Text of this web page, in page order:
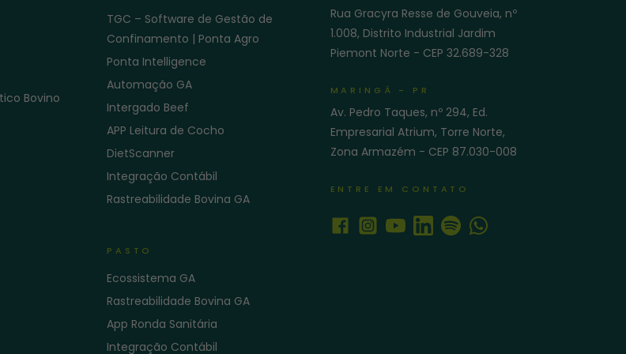
Bovino
TGC – Software de Gestão de
Confinamento | Ponta Agro
Ponta Intelligence
Automação GA
Intergado Beef
APP Leitura de Cocho
DietScanner
Integração Contábil
Rastreabilidade Bovina GA
PASTO
Ecossistema GA
Rastreabilidade Bovina GA
App Ronda Sanitária
Integração Contábil
Rua Gracyra Resse de Gouveia, nº
1.008, Distrito Industrial Jardim
Piemont Norte - CEP 32.689-328
MARINGÁ - PR
Av. Pedro Taques, nº 294, Ed.
Empresarial Atrium, Torre Norte,
Zona Armazém - CEP 87.030-008
ENTRE EM CONTATO